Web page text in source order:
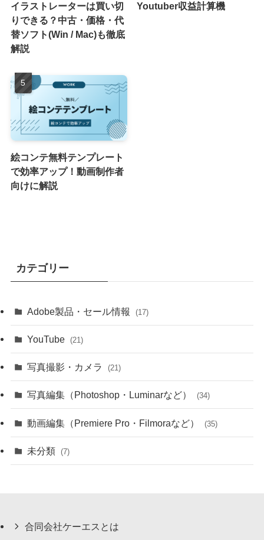
イラストレーターは買い切
りできる？中古・価格・代
替ソフト(Win / Mac)も徹底
解説
Youtuber収益計算機
絵コンテ無料テンプレート
で効率アップ！動画制作者
向けに解説
カテゴリー
Adobe製品・セール情報 (17)
YouTube (21)
写真撮影・カメラ (21)
写真編集（Photoshop・Luminarなど） (34)
動画編集（Premiere Pro・Filmoraなど） (35)
未分類 (7)
合同会社ケーエスとは